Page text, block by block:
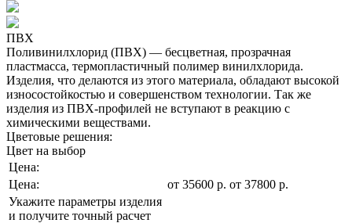
ПВХ
Поливинилхлорид (ПВХ) — бесцветная, прозрачная
пластмасса, термопластичный полимер винилхлорида.
Изделия, что делаются из этого материала, обладают высокой
износостойкостью и совершенством технологии. Так же
изделия из ПВХ-профилей не вступают в реакцию с
химическими веществами.
Цветовые решения:
Цвет на выбор
Цена:
Цена:
от 35600 р. от 37800 р.
Укажите параметры изделия
и получите точный расчет